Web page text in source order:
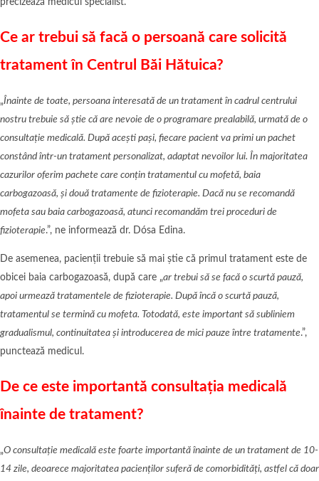
precizează medicul specialist.
Ce ar trebui să facă o persoană care solicită
tratament în Centrul Băi Hătuica?
„Înainte de toate, persoana interesată de un tratament în cadrul centrului
nostru trebuie să știe că are nevoie de o programare prealabilă, urmată de o
consultație medicală. După acești pași, fiecare pacient va primi un pachet
constând într-un tratament personalizat, adaptat nevoilor lui. În majoritatea
cazurilor oferim pachete care conțin tratamentul cu mofetă, baia
carbogazoasă, și două tratamente de fizioterapie. Dacă nu se recomandă
mofeta sau baia carbogazoasă, atunci recomandăm trei proceduri de
fizioterapie.”, ne informează dr. Dósa Edina.
De asemenea, pacienții trebuie să mai știe că primul tratament este de
obicei baia carbogazoasă, după care „ar trebui să se facă o scurtă pauză,
apoi urmează tratamentele de fizioterapie. După încă o scurtă pauză,
tratamentul se termină cu mofeta. Totodată, este important să subliniem
gradualismul, continuitatea și introducerea de mici pauze între tratamente.”,
punctează medicul.
De ce este importantă consultația medicală
înainte de tratament?
„O consultație medicală este foarte importantă înainte de un tratament de 10-
14 zile, deoarece majoritatea pacienților suferă de comorbidități, astfel că doar